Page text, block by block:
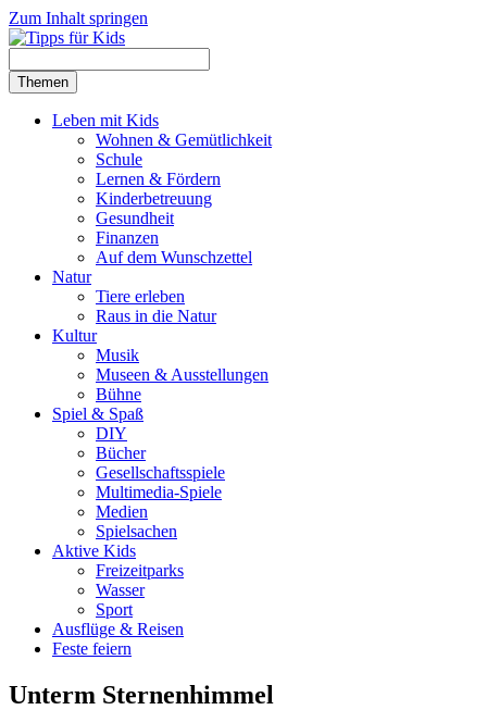
Zum Inhalt springen
Themen
Leben mit Kids
Wohnen & Gemütlichkeit
Schule
Lernen & Fördern
Kinderbetreuung
Gesundheit
Finanzen
Auf dem Wunschzettel
Natur
Tiere erleben
Raus in die Natur
Kultur
Musik
Museen & Ausstellungen
Bühne
Spiel & Spaß
DIY
Bücher
Gesellschaftsspiele
Multimedia-Spiele
Medien
Spielsachen
Aktive Kids
Freizeitparks
Wasser
Sport
Ausflüge & Reisen
Feste feiern
Unterm Sternenhimmel